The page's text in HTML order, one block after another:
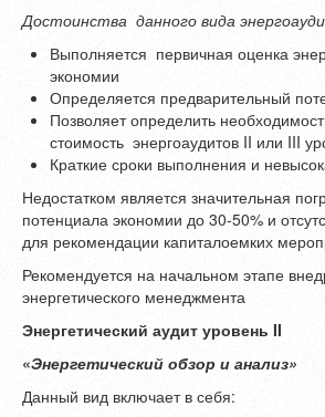
Достоинства данного вида
Выполняется первичная оценка
экономии
Определяется предварительный
Позволяет определить
стоимость энергоаудитов II или III
Краткие сроки выполнения и
Недостатком является значительная
потенциала экономии до 30-50% и
для рекомендации капиталоемких
Рекомендуется на начальном этапе
энергетического менеджмента
Энергетический аудит уровень II
«Энергетический обзор и анализ»
Данный вид включает в себя: